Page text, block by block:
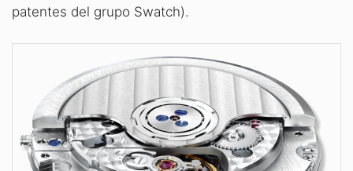
patentes del grupo Swatch).